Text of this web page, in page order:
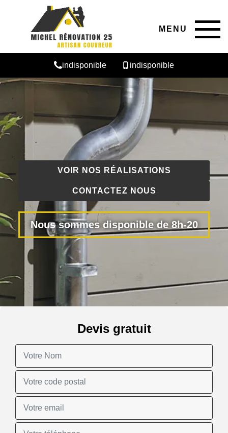
MENU
indisponible indisponible
VOIR NOS RÉALISATIONS
CONTACTEZ NOUS
Nous sommes disponible de 8h-20
Devis gratuit